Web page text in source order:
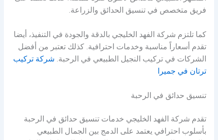
فريق متخصص في تنسيق الحدائق والزراعة.
كما تلتزم شركة الفهد الخليجي بالدقة والجودة في التنفيذ، أيضا
تقدم أسعاراً مناسبة وخدمات احترافية. كذلك تعتبر من أفضل
الشركات في تركيب النجيل الطبيعي في الرحبة. شركة تركيب
ترتان في جميرا
تنسيق حدائق في الرحبة
تقدم شركة الفهد الخليجي خدمات تنسيق حدائق في الرحبة
بأسلوب احترافي يعتمد على الدمج بين الجمال الطبيعي